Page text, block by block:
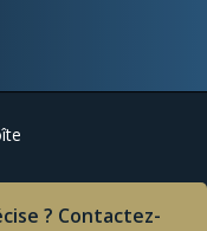
? Contactez-